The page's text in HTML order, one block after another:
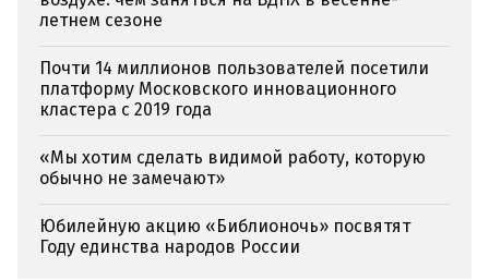
летнем сезоне
Почти 14 миллионов пользователей посетили
платформу Московского инновационного
кластера с 2019 года
«Мы хотим сделать видимой работу, которую
обычно не замечают»
Юбилейную акцию «Библионочь» посвятят
Году единства народов России